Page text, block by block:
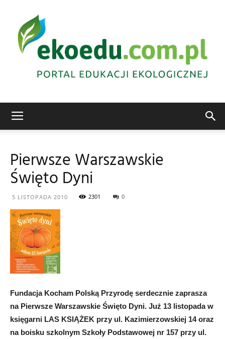
Pierwsze Warszawskie
Święto Dyni
5 LISTOPADA 2010 2301 0
Fundacja Kocham Polską Przyrodę serdecznie zaprasza
na Pierwsze Warszawskie Święto Dyni. Już 13 listopada w
księgarni LAS KSIĄŻEK przy ul. Kazimierzowskiej 14 oraz
na boisku szkolnym Szkoły Podstawowej nr 157 przy ul.